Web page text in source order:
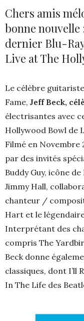
Chers amis
bonne nouvelle
dernier Blu-
Live at The
Le célèbre
Fame, Jeff Beck,
électrisantes avec
Hollywood Bowl de
Filmé en Novembre
par des invités
Buddy Guy, icône de
Jimmy Hall,
chanteur /
Hart et le
Interprétant des
compris The
Beck donne
classiques, dont I’ll
In The Life des